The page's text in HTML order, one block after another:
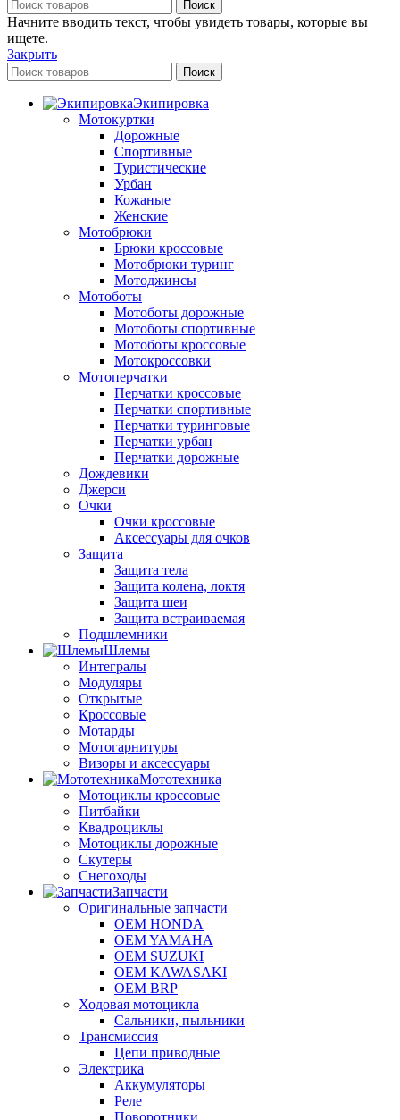
Поиск
Начните вводить текст, чтобы увидеть товары, которые вы
ищете.
Закрыть
Поиск
Экипировка
Мотокуртки
Дорожные
Спортивные
Туристические
Урбан
Кожаные
Женские
Мотобрюки
Брюки кроссовые
Мотобрюки туринг
Мотоджинсы
Мотоботы
Мотоботы дорожные
Мотоботы спортивные
Мотоботы кроссовые
Мотокроссовки
Мотоперчатки
Перчатки кроссовые
Перчатки спортивные
Перчатки туринговые
Перчатки урбан
Перчатки дорожные
Дождевики
Джерси
Очки
Очки кроссовые
Аксессуары для очков
Защита
Защита тела
Защита колена, локтя
Защита шеи
Защита встраиваемая
Подшлемники
Шлемы
Интегралы
Модуляры
Открытые
Кроссовые
Мотарды
Мотогарнитуры
Визоры и аксессуары
Мототехника
Мотоциклы кроссовые
Питбайки
Квадроциклы
Мотоциклы дорожные
Скутеры
Снегоходы
Запчасти
Оригинальные запчасти
OEM HONDA
OEM YAMAHA
OEM SUZUKI
OEM KAWASAKI
OEM BRP
Ходовая мотоцикла
Сальники, пыльники
Трансмиссия
Цепи приводные
Электрика
Аккумуляторы
Реле
Поворотники